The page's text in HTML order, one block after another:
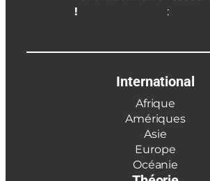
!
:
International
Afrique
Amériques
Asie
Europe
Océanie